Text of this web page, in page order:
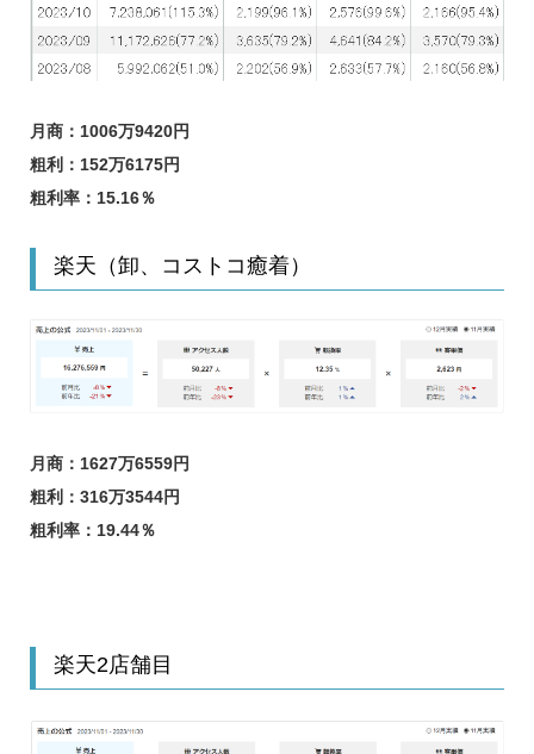
月商：1006万9420円
粗利：152万6175円
粗利率：15.16％
楽天（卸、コストコ癒着）
月商：1627万6559円
粗利：316万3544円
粗利率：19.44％
楽天2店舗目